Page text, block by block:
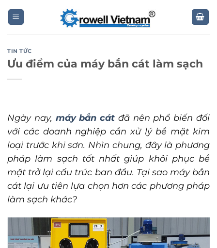
TIN TỨC
Ưu điểm của máy bắn cát làm sạch
Ngày nay, máy bắn cát đã nên phổ biến đối
với các doanh nghiệp cần xử lý bề mặt kim
loại trước khi sơn. Nhìn chung, đây là phương
pháp làm sạch tốt nhất giúp khôi phục bề
mặt trở lại cấu trúc ban đầu. Tại sao máy bắn
cát lại ưu tiên lựa chọn hơn các phương pháp
làm sạch khác?